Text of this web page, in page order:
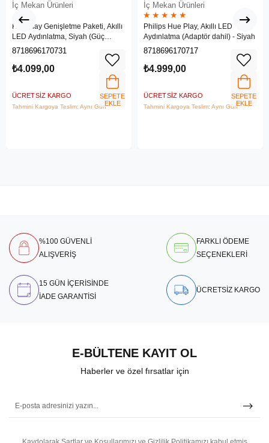
İç Mekan Ürünleri
Hue Play Genişletme Paketi, Akıllı
LED Aydınlatma, Siyah (Güç
adaptörü dahil değildir)
8718696170731
₺4.099,00
ÜCRETSIZ KARGO
Tahmini Kargoya Teslim: Aynı Gün
SEPETE
EKLE
İç Mekan Ürünleri
★ ★ ★ ★ ★
Philips Hue Play, Akıllı LED
Aydınlatma (Adaptör dahil) - Siyah
8718696170717
₺4.999,00
ÜCRETSIZ KARGO
Tahmini Kargoya Teslim: Aynı Gün
SEPETE
EKLE
%100 GÜVENLİ
ALIŞVERİŞ
FARKLI ÖDEME
SEÇENEKLERİ
15 GÜN İÇERİSİNDE
İADE GARANTİSİ
ÜCRETSİZ KARGO
E-BÜLTENE KAYIT OL
Haberler ve özel fırsatlar için